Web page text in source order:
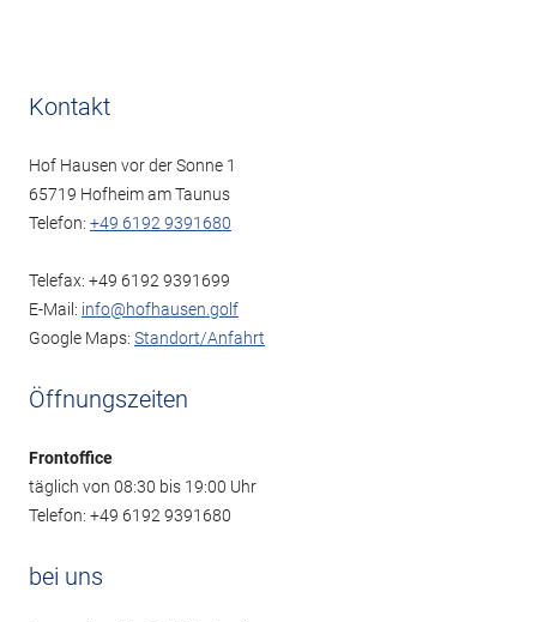
Kontakt
Hof Hausen vor der Sonne 1
65719 Hofheim am Taunus
Telefon: +49 6192 9391680
Telefax: +49 6192 9391699
E-Mail: info@hofhausen.golf
Google Maps: Standort/Anfahrt
Öffnungszeiten
Frontoffice
täglich von 08:30 bis 19:00 Uhr
Telefon: +49 6192 9391680
bei uns